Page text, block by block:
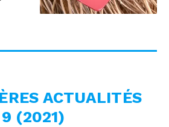
ACTUALITÉS
(2021)